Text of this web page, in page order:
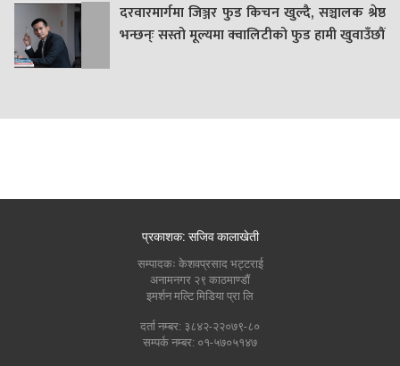
दरवारमार्गमा जिञ्जर फुड किचन खुल्दै, सञ्चालक श्रेष्ठ
भन्छन्ः सस्तो मूल्यमा क्वालिटीको फुड हामी खुवाउँछौं
प्रकाशक: सजिव कालाखेती
सम्पादकः केशवप्रसाद भट्टराई
अनामनगर २९ काठमाण्डौं
इमर्शन मल्टि मिडिया प्रा लि
दर्ता नम्बर: ३८४२-२२०७९-८०
सम्पर्क नम्बर: ०१-५७०५१४७